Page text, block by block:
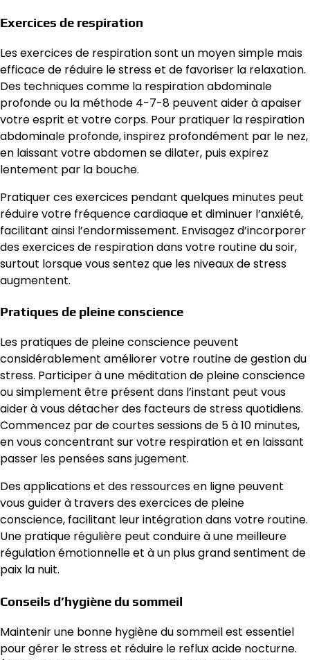
Exercices de respiration
Les exercices de respiration sont un moyen simple mais
efficace de réduire le stress et de favoriser la relaxation.
Des techniques comme la respiration abdominale
profonde ou la méthode 4-7-8 peuvent aider à apaiser
votre esprit et votre corps. Pour pratiquer la respiration
abdominale profonde, inspirez profondément par le nez,
en laissant votre abdomen se dilater, puis expirez
lentement par la bouche.
Pratiquer ces exercices pendant quelques minutes peut
réduire votre fréquence cardiaque et diminuer l’anxiété,
facilitant ainsi l’endormissement. Envisagez d’incorporer
des exercices de respiration dans votre routine du soir,
surtout lorsque vous sentez que les niveaux de stress
augmentent.
Pratiques de pleine conscience
Les pratiques de pleine conscience peuvent
considérablement améliorer votre routine de gestion du
stress. Participer à une méditation de pleine conscience
ou simplement être présent dans l’instant peut vous
aider à vous détacher des facteurs de stress quotidiens.
Commencez par de courtes sessions de 5 à 10 minutes,
en vous concentrant sur votre respiration et en laissant
passer les pensées sans jugement.
Des applications et des ressources en ligne peuvent
vous guider à travers des exercices de pleine
conscience, facilitant leur intégration dans votre routine.
Une pratique régulière peut conduire à une meilleure
régulation émotionnelle et à un plus grand sentiment de
paix la nuit.
Conseils d’hygiène du sommeil
Maintenir une bonne hygiène du sommeil est essentiel
pour gérer le stress et réduire le reflux acide nocturne.